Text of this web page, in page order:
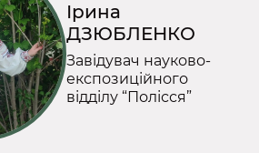
Ірина
ДЗЮБЛЕНКО
Завідувач науково-
експозиційного
відділу “Полісся”